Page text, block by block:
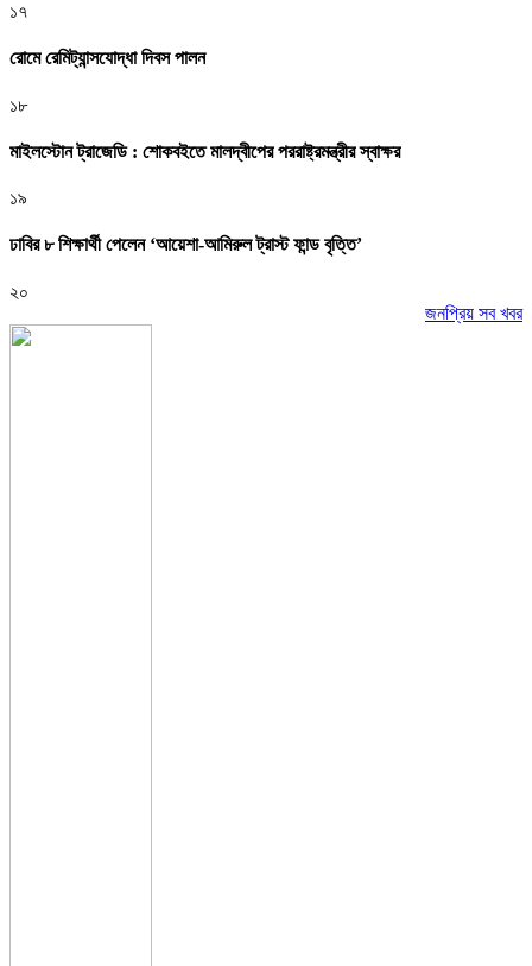
১৭
রোমে রেমিট্যান্সযোদ্ধা দিবস পালন
১৮
মাইলস্টোন ট্রাজেডি : শোকবইতে মালদ্বীপের পররাষ্ট্রমন্ত্রীর স্বাক্ষর
১৯
ঢাবির ৮ শিক্ষার্থী পেলেন ‘আয়েশা-আমিরুল ট্রাস্ট ফান্ড বৃত্তি’
২০
জনপ্রিয় সব খবর